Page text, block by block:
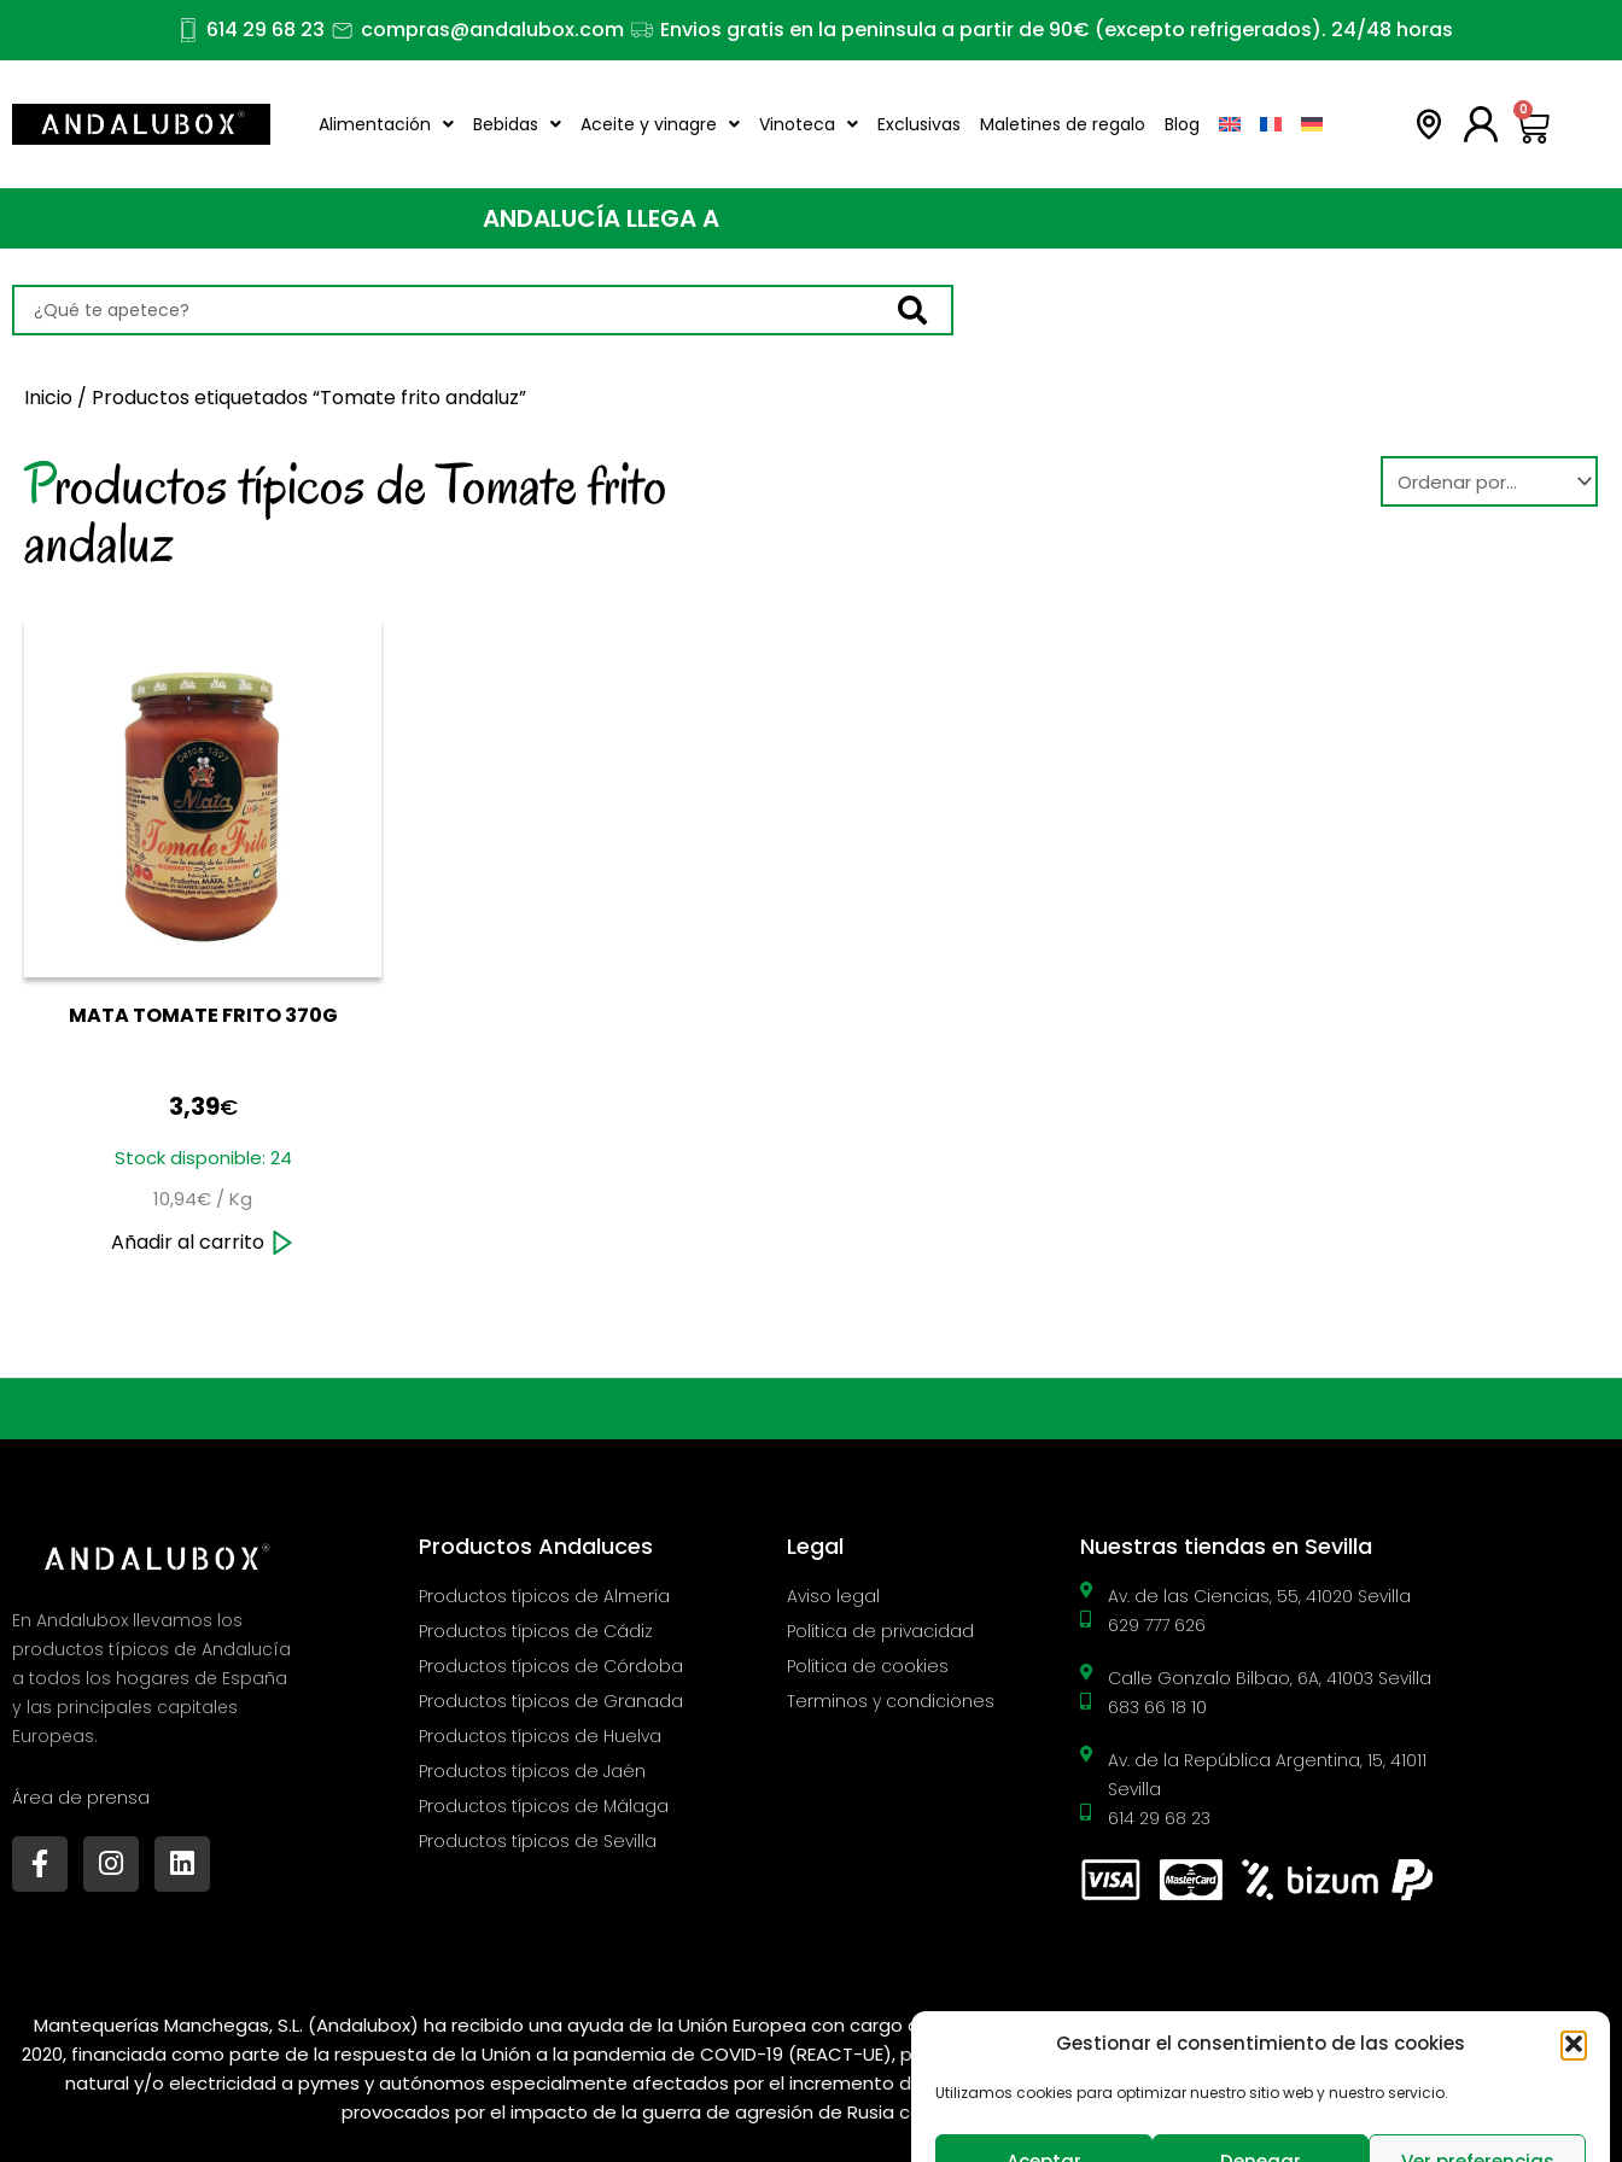
Gestionar el consentimiento de las cookies
Utilizamos cookies para optimizar nuestro sitio web y nuestro servicio.
614 29 68 23 compras@andalubox.com Envios gratis en la peninsula a partir de 90€ (excepto refrigerados). 24/48 horas
Alimentación Bebidas Aceite y vinagre Vinoteca Exclusivas Maletines de regalo Blog
0
ANDALUCÍA LLEGA AF
Search
...
Inicio / Productos etiquetados “Tomate frito andaluz”
Productos típicos de Tomate frito
andaluz
MATA TOMATE FRITO 370G
3,39€
Stock disponible: 24
10,94€ / Kg
Añadir al carrito
En Andalubox llevamos los
productos típicos de Andalucía
a todos los hogares de España
y las principales capitales
Europeas.
Área de prensa
F
a
c
o
k
-
I
n
s
r
a
m
L
i
n
i
n
Productos Andaluces
Productos típicos de Almería
Productos típicos de Cádiz
Productos típicos de Córdoba
Productos típicos de Granada
Productos típicos de Huelva
Productos típicos de Jaén
Productos típicos de Málaga
Productos típicos de Sevilla
Legal
Aviso legal
Política de privacidad
Política de cookies
Terminos y condiciones
Nuestras tiendas en Sevilla
Av. de las Ciencias, 55, 41020 Sevilla
629 777 626
Calle Gonzalo Bilbao, 6A, 41003 Sevilla
683 66 18 10
Av. de la República Argentina, 15, 41011
Sevilla
614 29 68 23
Mantequerías Manchegas, S.L. (Andalubox) ha recibido una ayuda de la Unión Europea con cargo al Programa Operativo FEDER de Andalucía 2014-
2020, financiada como parte de la respuesta de la Unión a la pandemia de COVID-19 (REACT-UE), para compensar el sobrecoste energético de gas
natural y/o electricidad a pymes y autónomos especialmente afectados por el incremento de los precios del gas natural y la electricidad
provocados por el impacto de la guerra de agresión de Rusia contra Ucrania.